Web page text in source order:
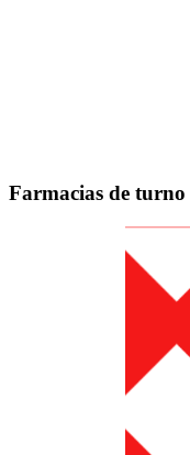
Farmacias de turno